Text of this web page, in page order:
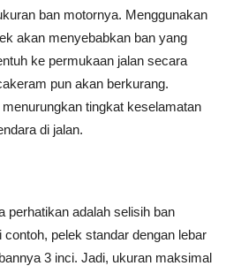
ban motornya. Menggunakan
akan menyebabkan ban yang
ke permukaan jalan secara
pun akan berkurang.
tingkat keselamatan
di jalan.
perhatikan adalah selisih ban
pelek standar dengan lebar
3 inci. Jadi, ukuran maksimal